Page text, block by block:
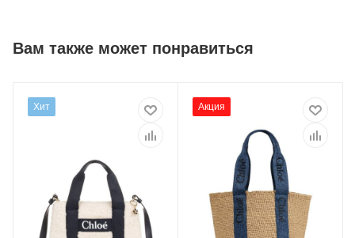
Вам также может понравиться
Хит Акция